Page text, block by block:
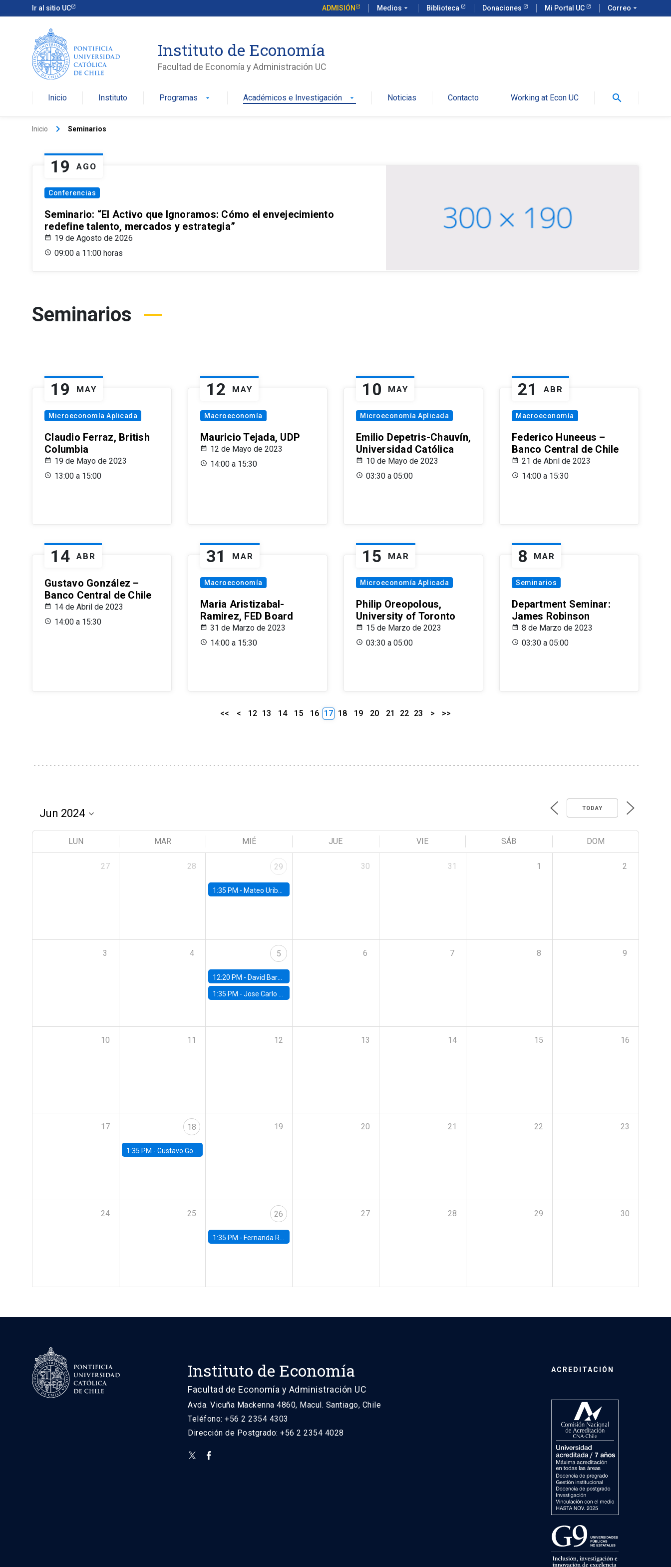
Ir al sitio UC ADMISIÓN Medios arrow_drop_down Biblioteca Donaciones Mi Portal UC Correo arrow_drop_down
Instituto de Economía
Facultad de Economía y Administración UC
Inicio Instituto Programas arrow_drop_down Académicos e Investigación arrow_drop_down Noticias Contacto Working at Econ UC search
Inicio keyboard_arrow_right Seminarios
19 AGO
Conferencias
Seminario: “El Activo que Ignoramos: Cómo el envejecimiento
redefine talento, mercados y estrategia”
19 de Agosto de 2026
09:00 a 11:00 horas
Seminarios
19 MAY
Microeconomía Aplicada
Claudio Ferraz, British
Columbia
19 de Mayo de 2023
13:00 a 15:00
12 MAY
Macroeconomía
Mauricio Tejada, UDP
12 de Mayo de 2023
14:00 a 15:30
10 MAY
Microeconomía Aplicada
Emilio Depetris-Chauvín,
Universidad Católica
10 de Mayo de 2023
03:30 a 05:00
21 ABR
Macroeconomía
Federico Huneeus –
Banco Central de Chile
21 de Abril de 2023
14:00 a 15:30
14 ABR
Gustavo González –
Banco Central de Chile
14 de Abril de 2023
14:00 a 15:30
31 MAR
Macroeconomía
Maria Aristizabal-
Ramirez, FED Board
31 de Marzo de 2023
14:00 a 15:30
15 MAR
Microeconomía Aplicada
Philip Oreopolous,
University of Toronto
15 de Marzo de 2023
03:30 a 05:00
8 MAR
Seminarios
Department Seminar:
James Robinson
8 de Marzo de 2023
03:30 a 05:00
<< < 12 13 14 15 16 17 18 19 20 21 22 23 > >>
TODAY
LUN MAR MIÉ JUE VIE SÁB DOM
27 28 29
1:35 PM - Mateo Uribe-Castro, Universidad de los Andes (Colombia)
30 31 1 2
3 4 5
12:20 PM - David Bardey, Universidad de los Andes - CEDE
1:35 PM -Jose Carlo Bermudez, UC (ME) & World Bank
6 7 8 9
10 11 12 13 14 15 16
17 18
1:35 PM - Gustavo González, Banco Central de Chile
19 20 21 22 23
24 25 26
1:35 PM - Fernanda Rojas Ampuero, University of Wisconsin-Madison
27 28 29 30
Instituto de Economía
Facultad de Economía y Administración UC
Avda. Vicuña Mackenna 4860, Macul. Santiago, Chile
Teléfono: +56 2 2354 4303
Dirección de Postgrado: +56 2 2354 4028
ACREDITACIÓN